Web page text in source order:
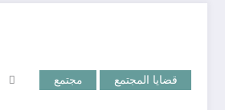
قضايا المجتمع مجتمع